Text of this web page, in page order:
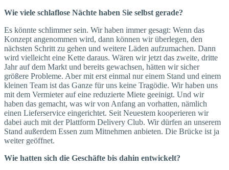
Wie viele schlaflose Nächte haben Sie selbst gerade?
Es könnte schlimmer sein. Wir haben immer gesagt: Wenn das
Konzept angenommen wird, dann können wir überlegen, den
nächsten Schritt zu gehen und weitere Läden aufzumachen. Dann
wird vielleicht eine Kette daraus. Wären wir jetzt das zweite, dritte
Jahr auf dem Markt und bereits gewachsen, hätten wir sicher
größere Probleme. Aber mit erst einmal nur einem Stand und einem
kleinen Team ist das Ganze für uns keine Tragödie. Wir haben uns
mit dem Vermieter auf eine reduzierte Miete geeinigt. Und wir
haben das gemacht, was wir von Anfang an vorhatten, nämlich
einen Liefer­service eingerichtet. Seit Neuestem kooperieren wir
dabei auch mit der Plattform Delivery Club. Wir dürfen an unserem
Stand außerdem Essen zum Mitnehmen anbieten. Die Brücke ist ja
weiter geöffnet.
Wie hatten sich die Geschäfte bis dahin entwickelt?